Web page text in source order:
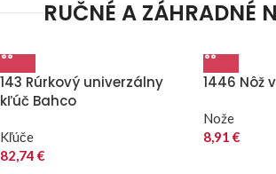
RUČNÉ A ZÁHRADNÉ
143 Rúrkový univerzálny
kľúč Bahco
Kľúče
82,74 €
1446 Nôž
Nože
8,91 €